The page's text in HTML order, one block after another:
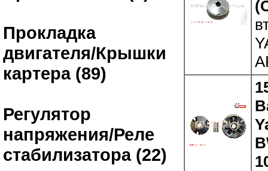
Прокладка
двигателя/Крышки
картера (89)
Регулятор
напряжения/Реле
стабилизатора (22)